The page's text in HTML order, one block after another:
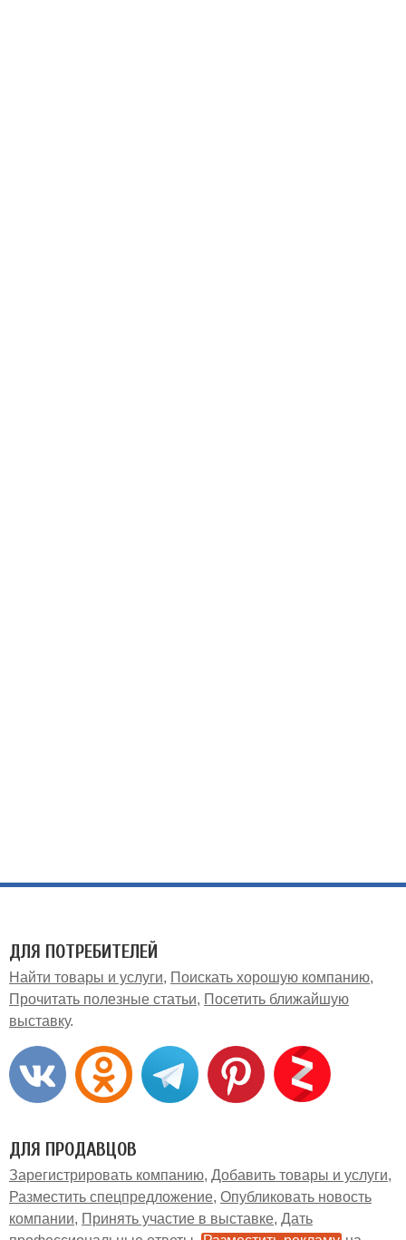
ДЛЯ ПОТРЕБИТЕЛЕЙ
Найти товары и услуги
Поискать хорошую компанию
Прочитать полезные статьи
Посетить ближайшую
выставку
ДЛЯ ПРОДАВЦОВ
Зарегистрировать компанию Добавить товары и услуги
Разместить спецпредложение Опубликовать новость
компании
Принять участие в выставке Дать